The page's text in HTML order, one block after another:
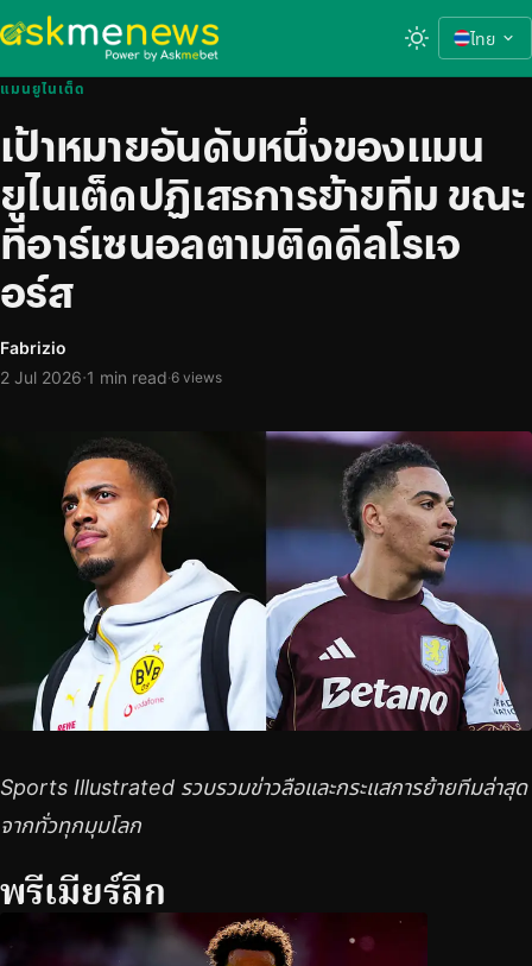
ไทย
แมนยูไนเต็ด
เป้าหมายอันดับหนึ่งของแมน
ยูไนเต็ดปฏิเสธการย้ายทีม ขณะ
ที่อาร์เซนอลตามติดดีลโรเจ
อร์ส
Fabrizio
2 Jul 2026·1 min read·6 views
Sports Illustrated รวบรวมข่าวลือและกระแสการย้ายทีมล่าสุด
จากทั่วทุกมุมโลก
พรีเมียร์ลีก